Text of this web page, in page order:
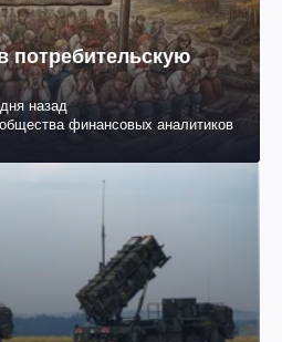
потребительскую
назад
финансовых аналитиков